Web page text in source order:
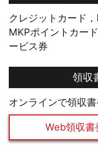
クレジットカード
MKPポイントカー
ービス券
領収
オンラインで領収書
Web領収書